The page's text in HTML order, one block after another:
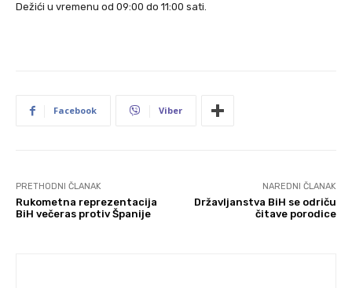
Dežići u vremenu od 09:00 do 11:00 sati.
Facebook Viber
PRETHODNI ČLANAK
Rukometna reprezentacija
BiH večeras protiv Španije
NAREDNI ČLANAK
Državljanstva BiH se odriču
čitave porodice